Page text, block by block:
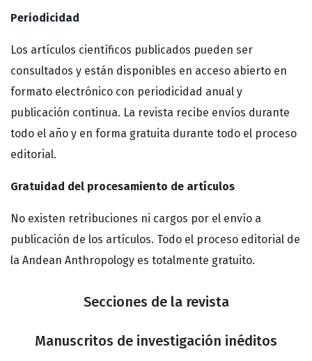
Periodicidad
Los artículos científicos publicados pueden ser
consultados y están disponibles en acceso abierto en
formato electrónico con periodicidad anual y
publicación continua. La revista recibe envíos durante
todo el año y en forma gratuita durante todo el proceso
editorial.
Gratuidad del procesamiento de artículos
No existen retribuciones ni cargos por el envío a
publicación de los artículos. Todo el proceso editorial de
la Andean Anthropology es totalmente gratuito.
Secciones de la revista
Manuscritos de investigación inéditos